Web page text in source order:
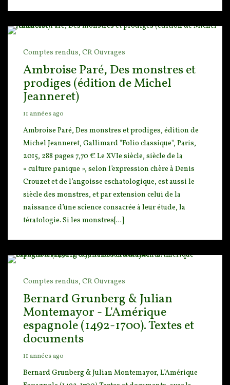
Comptes rendus, CR Ouvrages
Ambroise Paré, Des monstres et
prodiges (édition de Michel
Jeanneret)
11 années ago
Ambroise Paré, Des monstres et prodiges, édition de
Michel Jeanneret, Gallimard "Folio classique", Paris,
2015, 288 pages 7,70 € Le XVIe siècle, siècle de la
« culture panique », selon l’expression chère à Denis
Crouzet et de l’angoisse eschatologique, est aussi le
siècle des monstres, et par extension celui de la
naissance d’une science consacrée à leur étude, la
tératologie. Si les monstres[...]
Comptes rendus, CR Ouvrages
Bernard Grunberg & Julian
Montemayor - L'Amérique
espagnole (1492-1700). Textes et
documents
11 années ago
Bernard Grunberg & Julian Montemayor, L’Amérique